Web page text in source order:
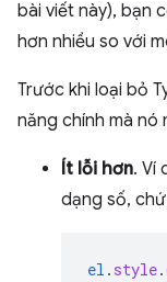
bài viết này), bạn
hơn nhiều so với
Trước khi loại bỏ
năng chính mà nó
Ít lỗi hơn. Ví
dạng số,
el . style.